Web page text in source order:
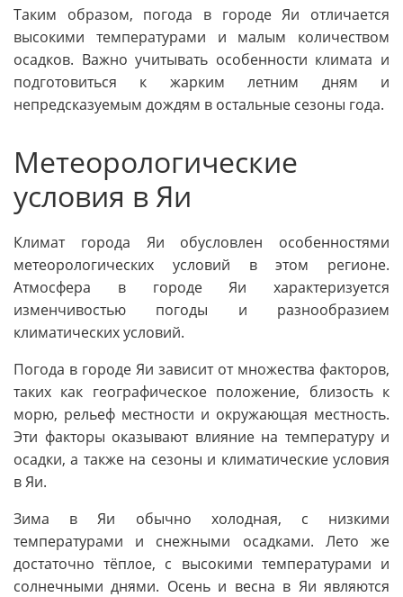
Таким образом, погода в городе Яи отличается
высокими температурами и малым количеством
осадков. Важно учитывать особенности климата и
подготовиться к жарким летним дням и
непредсказуемым дождям в остальные сезоны года.
Метеорологические
условия в Яи
Климат города Яи обусловлен особенностями
метеорологических условий в этом регионе.
Атмосфера в городе Яи характеризуется
изменчивостью погоды и разнообразием
климатических условий.
Погода в городе Яи зависит от множества факторов,
таких как географическое положение, близость к
морю, рельеф местности и окружающая местность.
Эти факторы оказывают влияние на температуру и
осадки, а также на сезоны и климатические условия
в Яи.
Зима в Яи обычно холодная, с низкими
температурами и снежными осадками. Лето же
достаточно тёплое, с высокими температурами и
солнечными днями. Осень и весна в Яи являются